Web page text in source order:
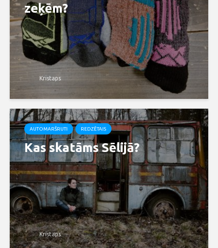
zeķēm?
Kristaps
AUTOMARŠRUTI REDZĒTAIS
Kas skatāms Sēlijā?
Kristaps